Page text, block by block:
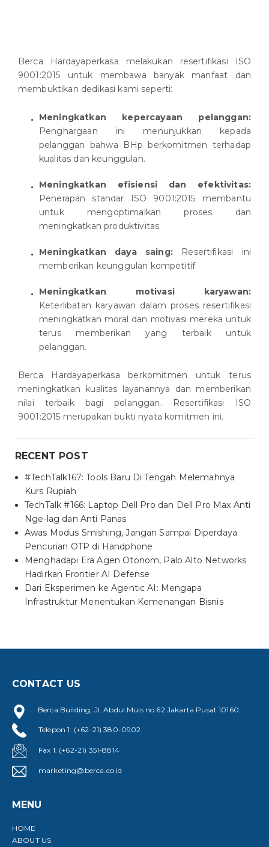
Berca Hardayaperkasa melakukan resertifikasi ISO
9001:2015 untuk membawa banyak manfaat dan
membuktikan dedikasi kami seperti:
Meningkatkan kepercayaan pelanggan:
Penghargaan ini menunjukkan kepada
pelanggan bahwa BHp berkomitmen terhadap
kualitas dan keunggulan.
Meningkatkan efisiensi dan efektivitas:
Penerapan standar ISO 9001:2015 membantu
untuk mengoptimalkan proses dan
meningkatkan produktivitas.
Meningkatkan daya saing:Resertifikasi ini
memberikan keunggulan kompetitif
Meningkatkan motivasi karyawan:
Keterlibatan karyawan dalam proses resertifikasi
meningkatkan moral dan motivasi mereka untuk
terus memberikan yang terbaik untuk
pelanggan.
Berca Hardayaperkasa berkomitmen untuk terus
meningkatkan kualitas layanannya dan memberikan
nilai terbaik bagi pelanggan. Resertifikasi ISO
9001:2015 merupakan bukti nyata komitmen ini.
RECENT POST
#TechTalk167: Tools Baru Di Tengah Melemahnya
Kurs Rupiah
TechTalk #166: Laptop Dell Pro dan Dell Pro Max Anti
Nge-lag dan Anti Panas
Awas Modus Smishing, Jangan Sampai Diperdaya
Pencurian OTP di Handphone
Menghadapi Era Agen Otonom, Palo Alto Networks
Hadirkan Frontier AI Defense
Dari Eksperimen ke Agentic AI: Mengapa
Infrastruktur Menentukan Kemenangan Bisnis
CONTACT US
Berca Building, Jl. Abdul Muis no.62 Jakarta Pusat 10160
Telepon 1: (+62-21) 380-0902
Fax 1: (+62-21) 351-8814
marketing@berca.co.id
MENU
HOME
ABOUT US